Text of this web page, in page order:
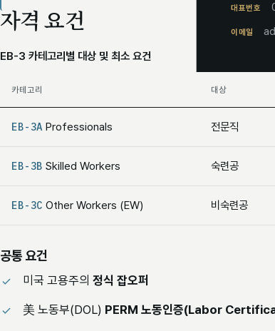
대표번호
이메일
자격 요건
EB-3 카테고리별 대상 및 최소 요건
카테고리 대상
EB-3A Professionals 전문직
EB-3B Skilled Workers 숙련공
EB-3C Other Workers (EW) 비숙련공
공통 요건
미국 고용주의 정식 잡오퍼
美 노동부(DOL) PERM 노동인증(Labor